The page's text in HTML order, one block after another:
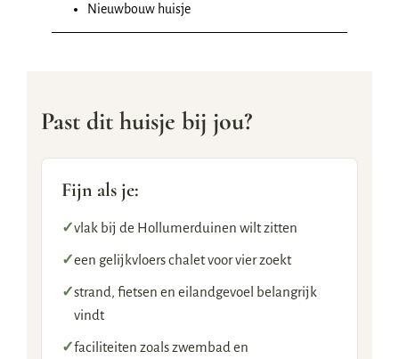
Nieuwbouw huisje
Past dit huisje bij jou?
Fijn als je:
✓vlak bij de Hollumerduinen wilt zitten
✓een gelijkvloers chalet voor vier zoekt
✓strand, fietsen en eilandgevoel belangrijk
vindt
✓faciliteiten zoals zwembad en